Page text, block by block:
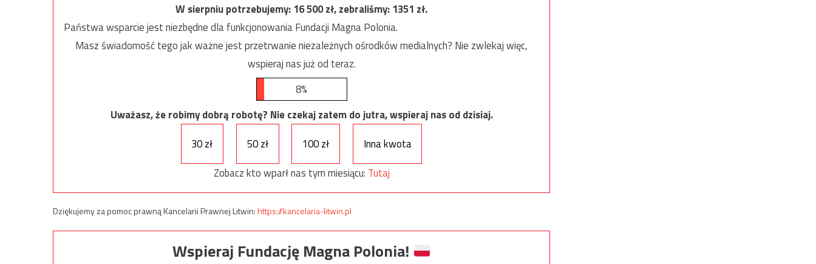
W sierpniu potrzebujemy:16 500zł, zebraliśmy:1351 zł.
Państwa wsparcie jest niezbędne dla funkcjonowania Fundacji Magna Polonia.
Masz świadomość tego jak ważne jest przetrwanie niezależnych ośrodków medialnych? Nie zwlekaj więc,
wspieraj nas już od teraz.
8%
Uważasz, że robimy dobrą robotę? Nie czekaj zatem do jutra, wspieraj nas od dzisiaj.
30 zł
50 zł 100 zł
Inna kwota
Zobacz kto wparł nas tym miesiącu: Tutaj
Dziękujemy za pomoc prawną Kancelarii Prawnej Litwin:https://kancelaria-litwin.pl
Wspieraj Fundację Magna Polonia!